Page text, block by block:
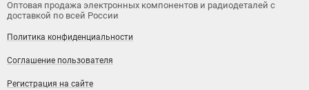
Оптовая продажа электронных компонентов и радиодеталей с
доставкой по всей России
Политика конфиденциальности
Соглашение пользователя
Регистрация на сайте